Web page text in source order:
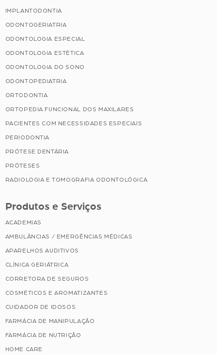
IMPLANTODONTIA
ODONTOGERIATRIA
ODONTOLOGIA ESPECIAL
ODONTOLOGIA ESTÉTICA
ODONTOLOGIA DO SONO
ODONTOPEDIATRIA
ORTODONTIA
ORTOPEDIA FUNCIONAL DOS MAXILARES
PACIENTES COM NECESSIDADES ESPECIAIS
PERIODONTIA
PRÓTESE DENTÁRIA
PRÓTESES
RADIOLOGIA E TOMOGRAFIA ODONTOLÓGICA
Produtos e Serviços
ACADEMIAS
AMBULÂNCIAS / EMERGÊNCIAS MÉDICAS
APARELHOS AUDITIVOS
CLÍNICA GERIÁTRICA
CORRETORA DE SEGUROS
COSMÉTICOS E AROMATIZANTES
CUIDADOR DE IDOSOS
FARMÁCIA DE MANIPULAÇÃO
FARMÁCIA DE NUTRIÇÃO
HOME CARE